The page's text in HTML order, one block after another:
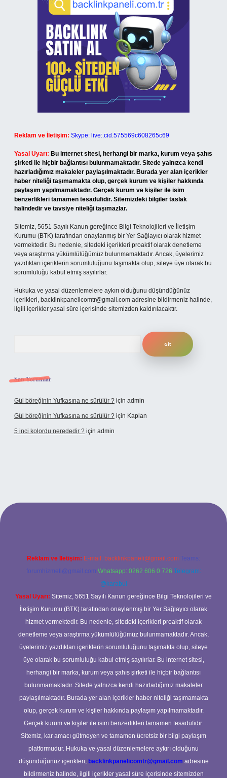
Reklam ve İletişim: Skype: live:.cid.575569c608265c69
Yasal Uyarı: Bu internet sitesi, herhangi bir marka, kurum veya şahıs
şirketi ile hiçbir bağlantısı bulunmamaktadır. Sitede yalnızca kendi
hazırladığımız makaleler paylaşılmaktadır. Burada yer alan içerikler
haber niteliği taşımamakta olup, gerçek kurum ve kişiler hakkında
paylaşım yapılmamaktadır. Gerçek kurum ve kişiler ile isim
benzerlikleri tamamen tesadüfidir. Sitemizdeki bilgiler taslak
halindedir ve tavsiye niteliği taşımazlar.
Sitemiz, 5651 Sayılı Kanun gereğince Bilgi Teknolojileri ve İletişim
Kurumu (BTK) tarafından onaylanmış bir Yer Sağlayıcı olarak hizmet
vermektedir. Bu nedenle, sitedeki içerikleri proaktif olarak denetleme
veya araştırma yükümlülüğümüz bulunmamaktadır. Ancak, üyelerimiz
yazdıkları içeriklerin sorumluluğunu taşımakta olup, siteye üye olarak bu
sorumluluğu kabul etmiş sayılırlar.
Hukuka ve yasal düzenlemelere aykırı olduğunu düşündüğünüz
içerikleri, backlinkpanelicomtr@gmail.com adresine bildirmeniz halinde,
ilgili içerikler yasal süre içerisinde sitemizden kaldırılacaktır.
Son Yorumlar
Gül böreğinin Yufkasına ne sürülür ? için admin
Gül böreğinin Yufkasına ne sürülür ? için Kaplan
5 inci kolordu nerededir ? için admin
Reklam ve İletişim: E-mail: backlinkpaneli@gmail.com Teams:
forumhizmeti@gmail.com Whatsapp: 0262 606 0 726 Telegram:
@karabul
Yasal Uyarı: Sitemiz, 5651 Sayılı Kanun gereğince Bilgi Teknolojileri ve
İletişim Kurumu (BTK) tarafından onaylanmış bir Yer Sağlayıcı olarak
hizmet vermektedir. Bu nedenle, sitedeki içerikleri proaktif olarak
denetleme veya araştırma yükümlülüğümüz bulunmamaktadır. Ancak,
üyelerimiz yazdıkları içeriklerin sorumluluğunu taşımakta olup, siteye
üye olarak bu sorumluluğu kabul etmiş sayılırlar. Bu internet sitesi,
herhangi bir marka, kurum veya şahıs şirketi ile hiçbir bağlantısı
bulunmamaktadır. Sitede yalnızca kendi hazırladığımız makaleler
paylaşılmaktadır. Burada yer alan içerikler haber niteliği taşımamakta
olup, gerçek kurum ve kişiler hakkında paylaşım yapılmamaktadır.
Gerçek kurum ve kişiler ile isim benzerlikleri tamamen tesadüfidir.
Sitemiz, kar amacı gütmeyen ve tamamen ücretsiz bir bilgi paylaşım
platformudur. Hukuka ve yasal düzenlemelere aykırı olduğunu
düşündüğünüz içerikleri, backlinkpanelicomtr@gmail.com adresine
bildirmeniz halinde, ilgili içerikler yasal süre içerisinde sitemizden